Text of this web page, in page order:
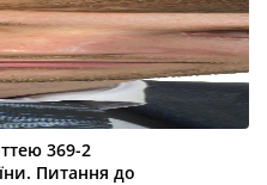
369-2
Питання до